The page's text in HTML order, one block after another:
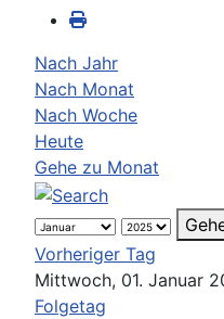
Nach Jahr
Nach Monat
Nach Woche
Heute
Gehe zu Monat
Vorheriger Tag
Mittwoch, 01. Januar
Folgetag